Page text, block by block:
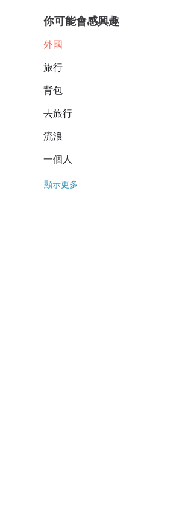
你可能會感興趣
外國
旅行
背包
去旅行
流浪
一個人
顯示更多